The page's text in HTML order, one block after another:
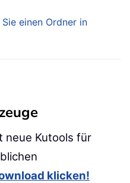
einen Ordner in
neue Kutools für
klicken!